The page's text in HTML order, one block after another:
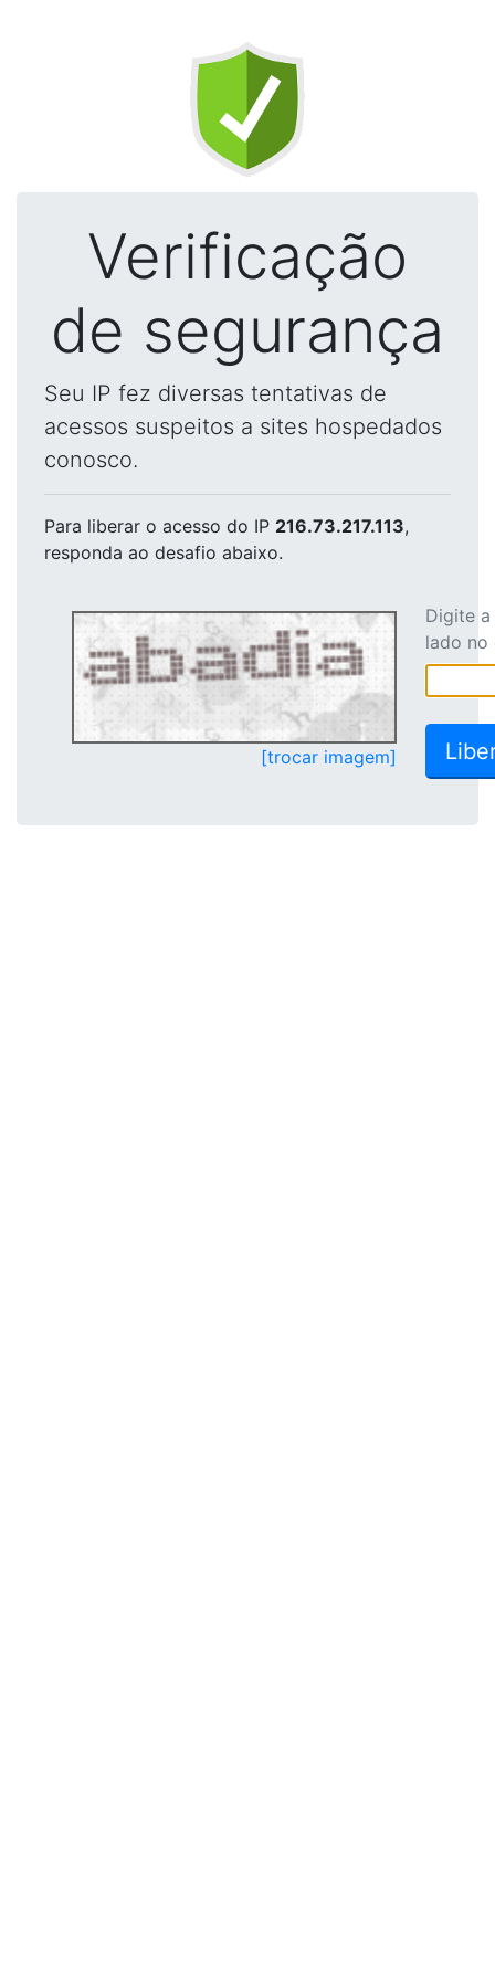
Verificação
de segurança
Seu IP fez diversas tentativas de
acessos suspeitos a sites hospedados
conosco.
Para liberar o acesso do IP 216.73.217.113,
responda ao desafio abaixo.
[trocar imagem]
Digite
lado no